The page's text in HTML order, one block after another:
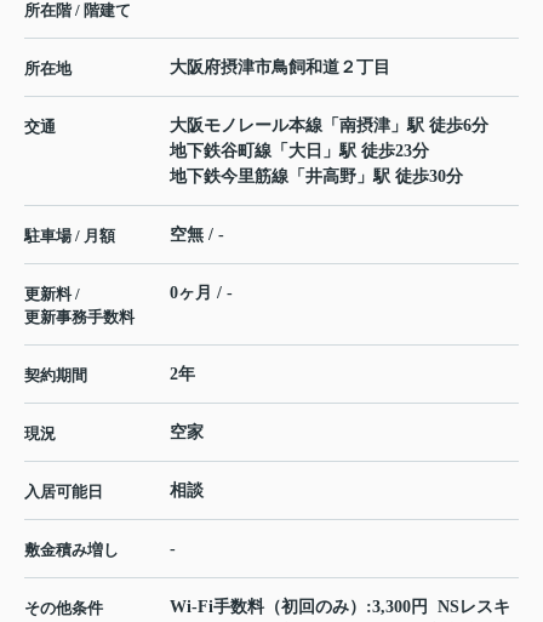
所在階 / 階建て
所在地 大阪府摂津市鳥飼和道 ２丁目
交通 大阪モノレール本線 「 南摂津 」駅 徒歩6分
地下鉄谷町線 「 大日 」駅 徒歩23分
地下鉄今里筋線 「 井高野 」駅 徒歩30分
駐車場 / 月額 空無 / -
更新料 /
更新事務手数料
0ヶ月 / -
契約期間 2年
現況 空家
入居可能日 相談
敷金積み増し -
その他条件
Wi-Fi手数料（初回のみ）:3,300円 NSレスキ